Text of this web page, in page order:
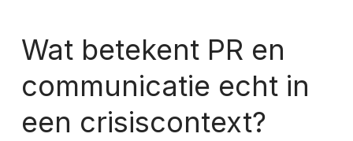
Wat betekent PR en
communicatie echt in
een crisiscontext?